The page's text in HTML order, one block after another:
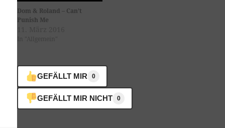
Dom & Roland – Can’t
Punish Me
GEFÄLLT MIR 0
GEFÄLLT MIR NICHT 0